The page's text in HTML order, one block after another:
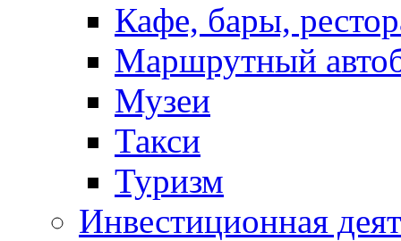
Кафе, бары,
Маршрутный
Музеи
Такси
Туризм
Инвестиционная